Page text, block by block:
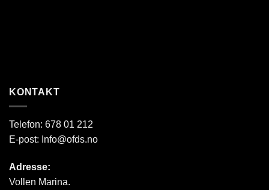
KONTAKT
Telefon: 678 01 212
E-post: Info@ofds.no
Adresse:
Vollen Marina.